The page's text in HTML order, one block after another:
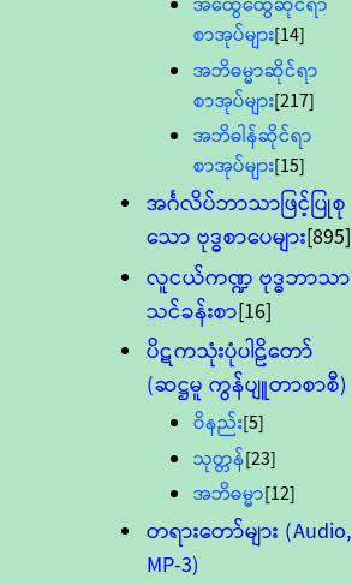
စာအုပ်များ[14]
အဘိဓမ္မာဆိုင်ရာ
စာအုပ်များ[217]
အဘိဓါန်ဆိုင်ရာ
စာအုပ်များ[15]
အင်္ဂလိပ်ဘာသာဖြင့်ပြုစု
သော ဗုဒ္ဓစာပေများ[895]
လူငယ်ကဏ္ဍ ဗုဒ္ဓဘာသာ
သင်ခန်းစာ[16]
ပိဋကသုံးပုံပါဠိတော်
(ဆဋ္ဌမူ ကွန်ပျူတာစာစီ)
ဝိနည်း[5]
သုတ္တန်[23]
အဘိဓမ္မာ[12]
တရားတော်များ (Audio,
MP-3)